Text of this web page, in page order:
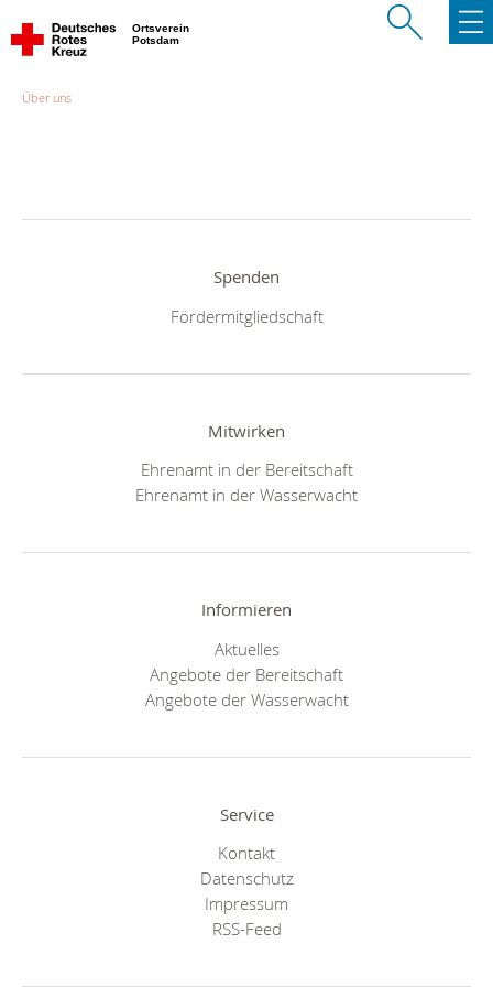
Ortsverein
Potsdam
Über uns
Spenden
Fördermitgliedschaft
Mitwirken
Ehrenamt in der Bereitschaft
Ehrenamt in der Wasserwacht
Informieren
Aktuelles
Angebote der Bereitschaft
Angebote der Wasserwacht
Service
Kontakt
Datenschutz
Impressum
RSS-Feed